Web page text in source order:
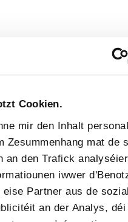
Cookien.
mir den Inhalt
Zesummenhang mat de
an den Trafick
iwwer
Partner aus de
an der Analys, déi
eis!
Twitter
Eis kontaktéieren